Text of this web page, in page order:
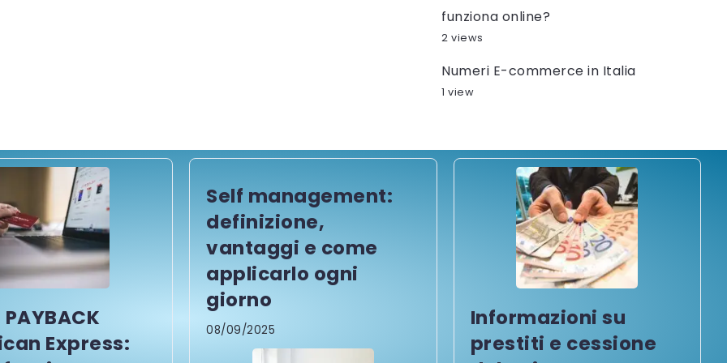
funziona online?
2 views
Numeri E-commerce in Italia
1 view
Express:
Self management:
definizione,
vantaggi e come
applicarlo ogni
giorno
08/09/2025
Informazioni su
prestiti e cessione